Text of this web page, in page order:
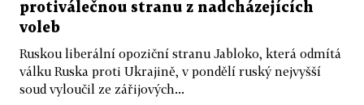
protiválečnou stranu z nadcházejících
voleb
Ruskou liberální opoziční stranu Jabloko, která odmítá
válku Ruska proti Ukrajině, v pondělí ruský nejvyšší
soud vyloučil ze zářijových...